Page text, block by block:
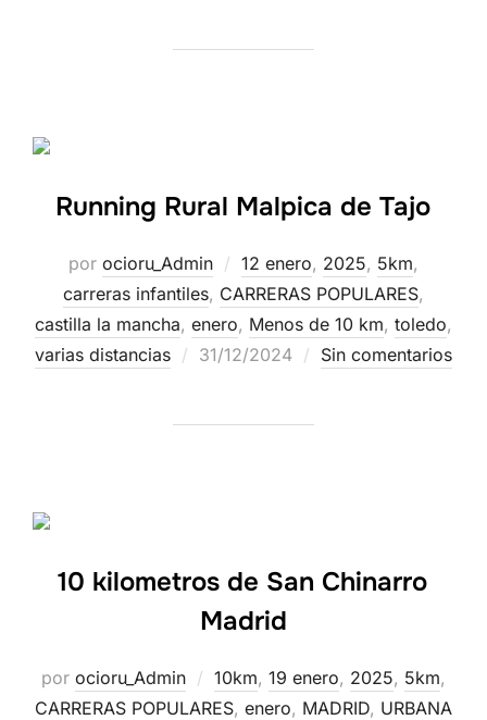
Running Rural Malpica de Tajo
por ocioru_Admin 12 enero, 2025, 5km,
carreras infantiles, CARRERAS POPULARES,
castilla la mancha, enero, Menos de 10 km, toledo,
varias distancias
31/12/2024 Sin comentarios
10 kilometros de San Chinarro
Madrid
por ocioru_Admin 10km, 19 enero, 2025, 5km,
CARRERAS POPULARES, enero, MADRID, URBANA